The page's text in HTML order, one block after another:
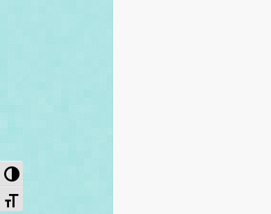
Przełącz wysoki kontrast
Zmień rozmiar czcionek